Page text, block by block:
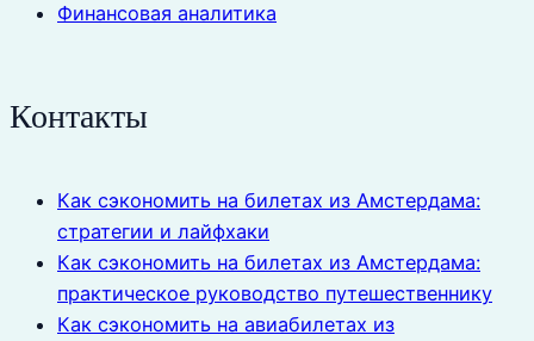
Финансовая аналитика
Контакты
Как сэкономить на билетах из Амстердама:
стратегии и лайфхаки
Как сэкономить на билетах из Амстердама:
практическое руководство путешественнику
Как сэкономить на авиабилетах из